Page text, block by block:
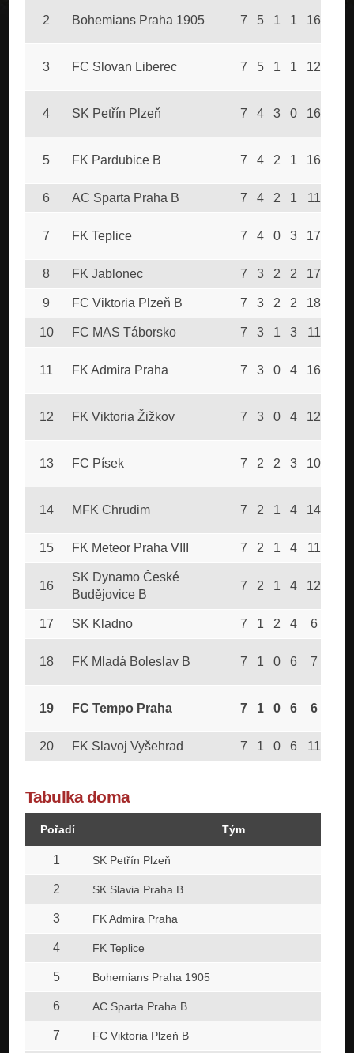
2 Bohemians Praha 1905 7 5 1 1 16
3 FC Slovan Liberec 7 5 1 1 12
4 SK Petřín Plzeň 7 4 3 0 16
5 FK Pardubice B 7 4 2 1 16
6 AC Sparta Praha B 7 4 2 1 11
7 FK Teplice 7 4 0 3 17
8 FK Jablonec 7 3 2 2 17
9 FC Viktoria Plzeň B 7 3 2 2 18
10 FC MAS Táborsko 7 3 1 3 11
11 FK Admira Praha 7 3 0 4 16
12 FK Viktoria Žižkov 7 3 0 4 12
13 FC Písek 7 2 2 3 10
14 MFK Chrudim 7 2 1 4 14
15 FK Meteor Praha VIII 7 2 1 4 11
16
SK Dynamo České
Budějovice B
7 2 1 4 12
17 SK Kladno 7 1 2 4 6
18 FK Mladá Boleslav B 7 1 0 6 7
19 FC Tempo Praha 7 1 0 6 6
20 FK Slavoj Vyšehrad 7 1 0 6 11
Tabulka doma
Pořadí Tým
1 SK Petřín Plzeň
2 SK Slavia Praha B
3 FK Admira Praha
4 FK Teplice
5 Bohemians Praha 1905
6 AC Sparta Praha B
7 FC Viktoria Plzeň B